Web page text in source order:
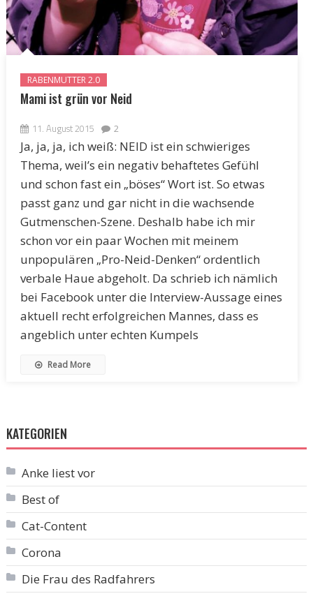
RABENMUTTER 2.0
Mami ist grün vor Neid
11. August 2015 2
Ja, ja, ja, ich weiß: NEID ist ein schwieriges
Thema, weil’s ein negativ behaftetes Gefühl
und schon fast ein „böses“ Wort ist. So etwas
passt ganz und gar nicht in die wachsende
Gutmenschen-Szene. Deshalb habe ich mir
schon vor ein paar Wochen mit meinem
unpopulären „Pro-Neid-Denken“ ordentlich
verbale Haue abgeholt. Da schrieb ich nämlich
bei Facebook unter die Interview-Aussage eines
aktuell recht erfolgreichen Mannes, dass es
angeblich unter echten Kumpels
Read More
KATEGORIEN
Anke liest vor
Best of
Cat-Content
Corona
Die Frau des Radfahrers